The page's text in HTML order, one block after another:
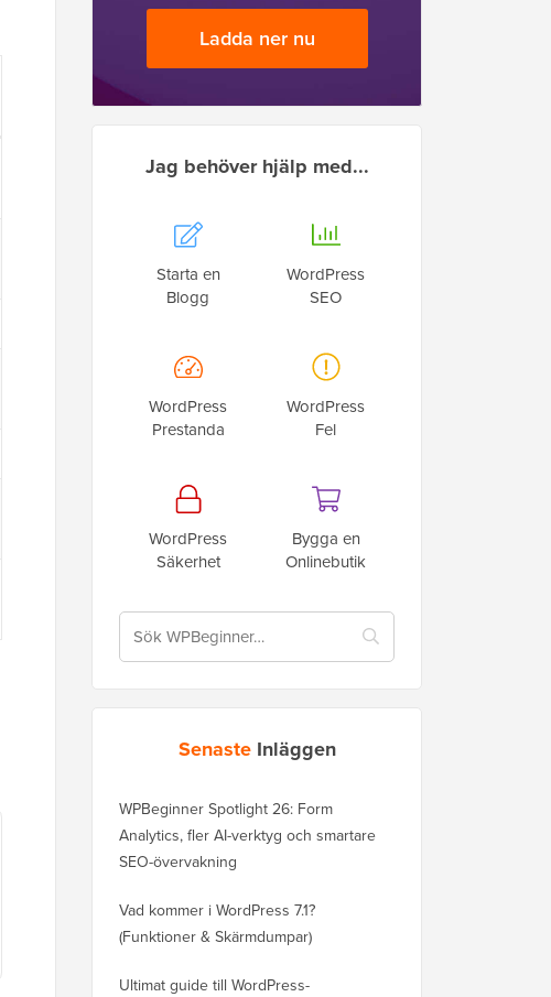
Ladda ner nu
Jag behöver hjälp med...
Starta en
Blogg
WordPress
SEO
WordPress
Prestanda
WordPress
Fel
WordPress
Säkerhet
Bygga en
Onlinebutik
Senaste Inläggen
WPBeginner Spotlight 26: Form
Analytics, fler AI-verktyg och smartare
SEO-övervakning
Vad kommer i WordPress 7.1?
(Funktioner & Skärmdumpar)
Ultimat guide till WordPress-